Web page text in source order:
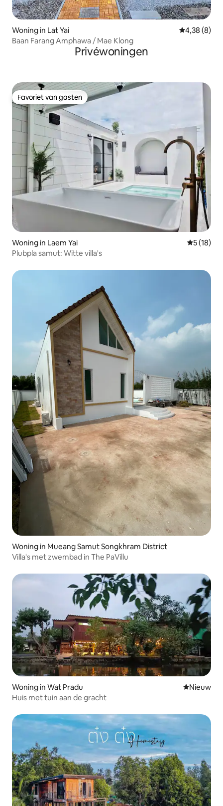
Woning in Lat Yai Gemiddelde
4,38 (8)
Baan Farang Amphawa / Mae Klong
Privéwoningen
Favoriet van gasten
Favoriet van gasten
Woning in Laem Yai
5 (18)
Plubpla samut: Witte villa's
Woning in Mueang Samut Songkhram District
Villa's met zwembad in The PaVillu
Woning in Wat Pradu Nieuwe
Nieuw
Huis met tuin aan de gracht